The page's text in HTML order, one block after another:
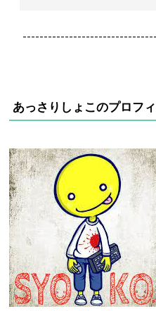
あっさりしょこのプロフ